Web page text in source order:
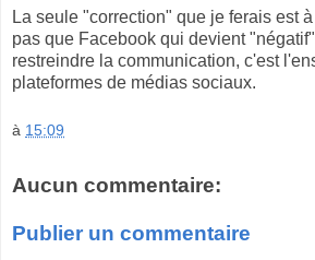
La seule "correction" que je ferais est
pas que Facebook qui devient
restreindre la communication, c'est
plateformes de médias sociaux.
à 15:09
Aucun commentaire:
Publier un commentaire